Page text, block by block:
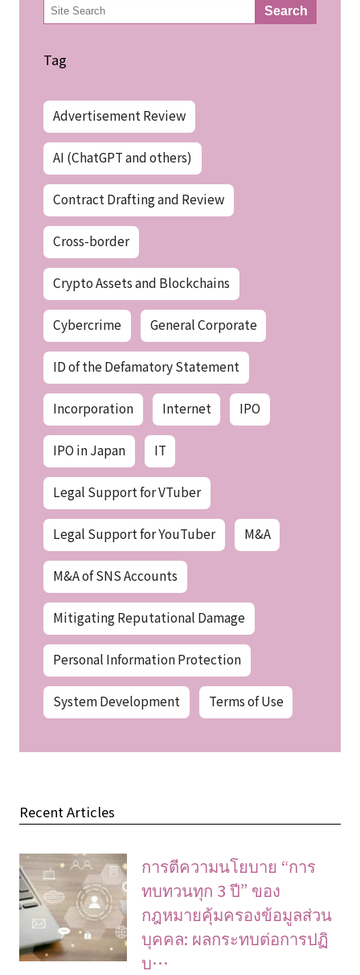
索 Search
Tag
Advertisement Review
AI (ChatGPT and others)
Contract Drafting and Review
Cross-border
Crypto Assets and Blockchains
Cybercrime General Corporate
ID of the Defamatory Statement
Incorporation Internet IPO
IPO in Japan IT
Legal Support for VTuber
Legal Support for YouTuber M&A
M&A of SNS Accounts
Mitigating Reputational Damage
Personal Information Protection
System Development Terms of Use
Recent Articles
การตีความนโยบาย “การ
ทบทวนทุก 3 ปี” ของ
กฎหมายคุ้มครองข้อมูลส่วน
บุคคล: ผลกระทบต่อการปฏิ
บ…